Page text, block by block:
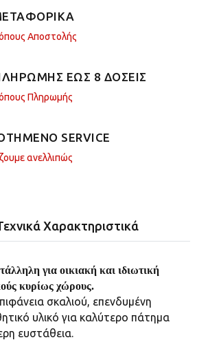
Αποστολής
ΕΩΣ 8 ΔΟΣΕΙΣ
Πληρωμής
SERVICE
ανελλιπώς
Χαρακτηριστικά
για οικιακή και ιδιωτική
κυρίως χώρους.
σκαλιού, επενδυμένη
υλικό για καλύτερο πάτημα
ευστάθεια.